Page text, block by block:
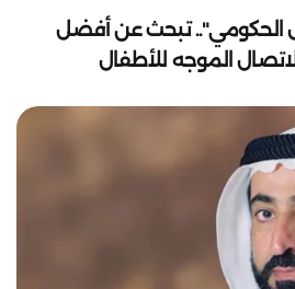
الحكومي".. تبحث عن أفضل
الموجه للأطفال